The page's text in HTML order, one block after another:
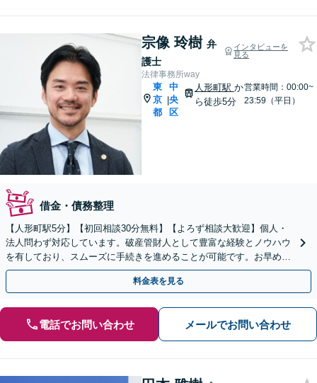
宗像 玲樹 弁
護士
インタビューを
見る
法律事務所way
東
京
都
|
中
央
区
人形町駅 か
ら徒歩5分
営業時間：00:00~
23:59（平日）
借金・債務整理
【人形町駅5分】【初回相談30分無料】【よろず相談大歓迎】個人・
法人問わず対応しています。破産管財人として豊富な経験とノウハウ
を有しており、スムーズに手続きを進めることが可能です。お早めに
ご相談ください。【電話相談対応】【休日・夜間対応】
料金表を見る
電話でお問い合わせ メールでお問い合わせ